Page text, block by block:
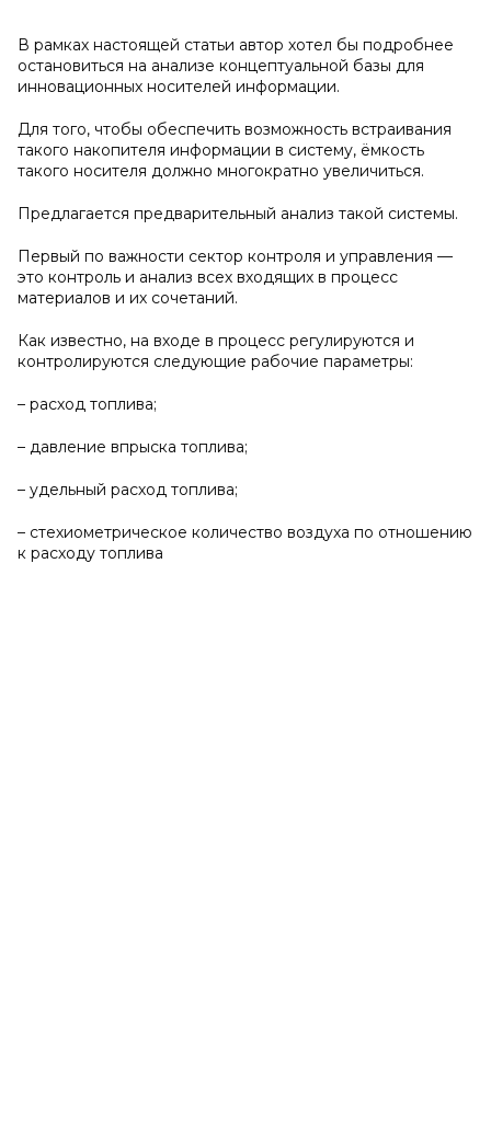
В рамках настоящей статьи автор хотел бы подробнее
остановиться на анализе концептуальной базы для
инновационных носителей информации.
Для того, чтобы обеспечить возможность встраивания
такого накопителя информации в систему, ёмкость
такого носителя должно многократно увеличиться.
Предлагается предварительный анализ такой системы.
Первый по важности сектор контроля и управления —
это контроль и анализ всех входящих в процесс
материалов и их сочетаний.
Как известно, на входе в процесс регулируются и
контролируются следующие рабочие параметры:
– расход топлива;
– давление впрыска топлива;
– удельный расход топлива;
– стехиометрическое количество воздуха по отношению
к расходу топлива